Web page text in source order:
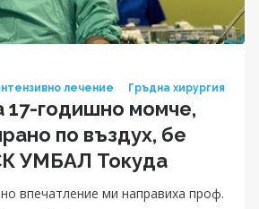
лечение
Гръдна хирургия
17-годишно момче,
по въздух, бе
УМБАЛ Токуда
впечатление ми направиха проф.